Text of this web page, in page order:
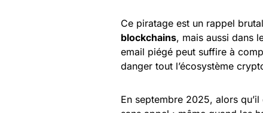
Ce piratage est un rappel
blockchains, mais aussi dans
email piégé peut suffire à
danger tout l’écosystème
En septembre 2025, alors